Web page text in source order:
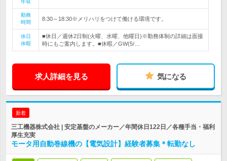
年収
勤務
時間
8:30～18:30※メリハリをつけて働ける環境です。
休日
休暇
■休日／週休2日制(火曜、水曜、他曜日)※勤務体制の詳細は面接
時にもご案内します。■休暇／GW(5/…
求人詳細を見る 気になる
新着
三工機器株式会社 | 安定基盤のメーカー／年間休日122日／各種手当・福利
厚生充実
モータ用自動巻線機の【電気設計】経験者募集＊転勤なし